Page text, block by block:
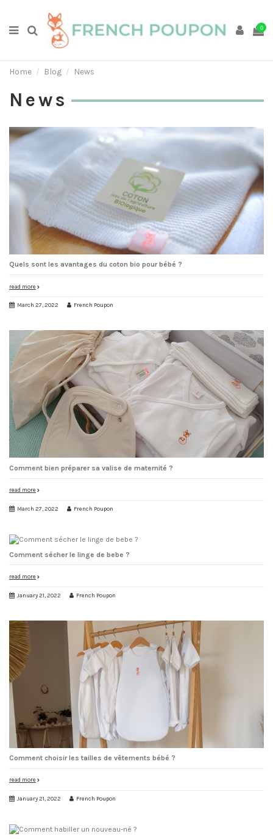
0
Home Blog News
News
Quels sont les avantages du coton bio pour bébé ?
read more
March 27, 2022 French Poupon
Comment bien préparer sa valise de maternité ?
read more
March 27, 2022 French Poupon
Comment sécher le linge de bebe ?
read more
January 21, 2022 French Poupon
Comment choisir les tailles de vêtements bébé ?
read more
January 21, 2022 French Poupon